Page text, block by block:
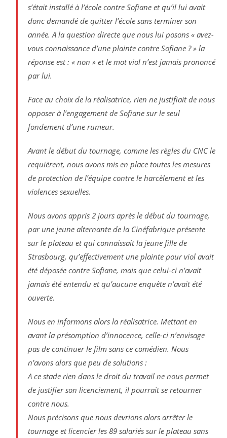
s’était installé à l’école contre Sofiane et qu’il lui avait
donc demandé de quitter l’école sans terminer son
année. A la question directe que nous lui posons « avez-
vous connaissance d’une plainte contre Sofiane ? » la
réponse est : « non » et le mot viol n’est jamais prononcé
par lui.
Face au choix de la réalisatrice, rien ne justifiait de nous
opposer à l’engagement de Sofiane sur le seul
fondement d’une rumeur.
Avant le début du tournage, comme les règles du CNC le
requièrent, nous avons mis en place toutes les mesures
de protection de l’équipe contre le harcèlement et les
violences sexuelles.
Nous avons appris 2 jours après le début du tournage,
par une jeune alternante de la Cinéfabrique présente
sur le plateau et qui connaissait la jeune fille de
Strasbourg, qu’effectivement une plainte pour viol avait
été déposée contre Sofiane, mais que celui-ci n’avait
jamais été entendu et qu’aucune enquête n’avait été
ouverte.
Nous en informons alors la réalisatrice. Mettant en
avant la présomption d’innocence, celle-ci n’envisage
pas de continuer le film sans ce comédien. Nous
n’avons alors que peu de solutions :
A ce stade rien dans le droit du travail ne nous permet
de justifier son licenciement, il pourrait se retourner
contre nous.
Nous précisons que nous devrions alors arrêter le
tournage et licencier les 89 salariés sur le plateau sans